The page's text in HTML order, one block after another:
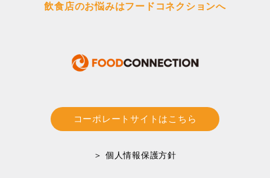
飲食店のお悩みはフードコネクションへ
コーポレートサイトはこちら
＞ 個人情報保護方針